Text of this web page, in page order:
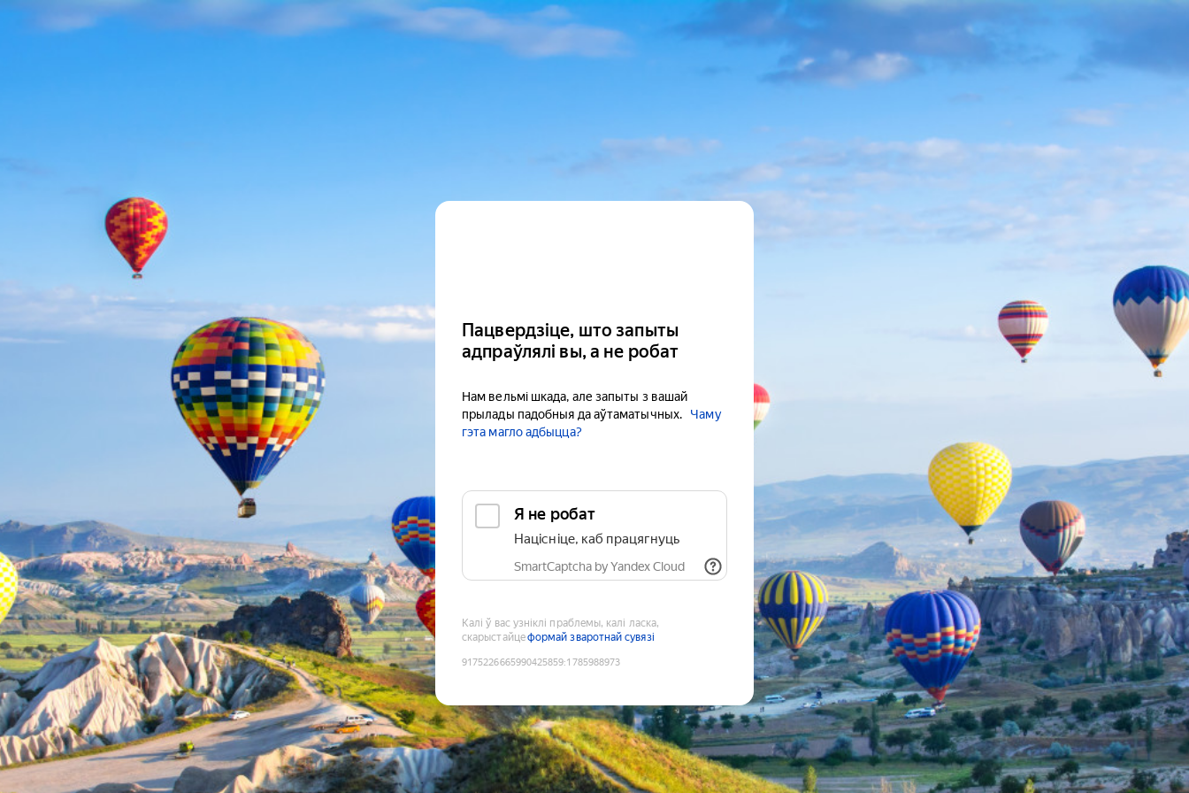
Пацвердзіце, што запыты
адпраўлялі вы, а не робат
Нам вельмі шкада, але запыты з вашай
прылады падобныя да аўтаматычных.
Чаму
гэта магло адбыцца?
Я не робат
Націсніце, каб працягнуць
SmartCaptcha by Yandex Cloud
Калі ў вас узніклі праблемы, калі ласка,
скарыстайцеформай зваротнай сувязі
9175226665990425859:1785988973